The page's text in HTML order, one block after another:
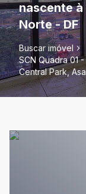
nascente
Norte - DF
Buscar imóvel
SCN Quadra 01
Central Park,